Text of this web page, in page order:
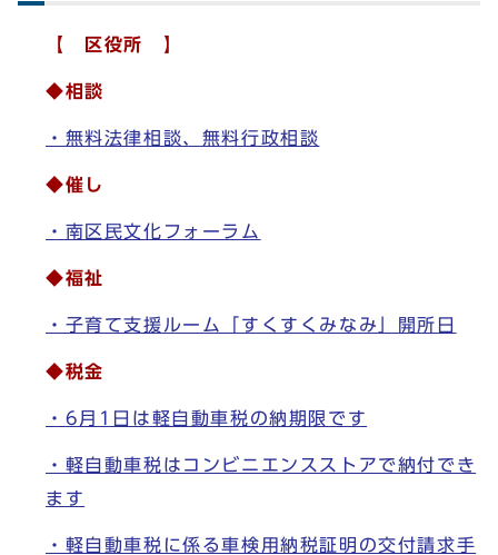
【 区役所 】
◆相談
・無料法律相談、無料行政相談
◆催し
・南区民文化フォーラム
◆福祉
・子育て支援ルーム「すくすくみなみ」開所日
◆税金
・6月1日は軽自動車税の納期限です
・軽自動車税はコンビニエンスストアで納付でき
ます
・軽自動車税に係る車検用納税証明の交付請求手